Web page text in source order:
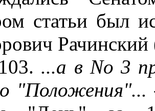
статьи был
...а в No 3